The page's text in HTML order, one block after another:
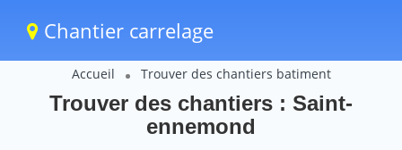
Chantier carrelage
Accueil Trouver des chantiers batiment
Trouver des chantiers : Saint-
ennemond